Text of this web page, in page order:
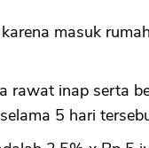
masuk
rawat inap serta
5 hari